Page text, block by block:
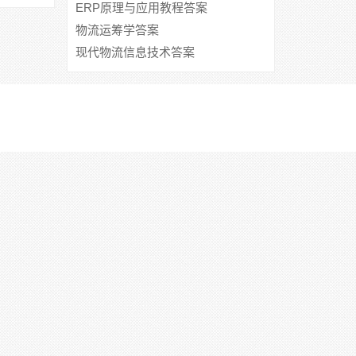
ERP原理与应用教程答案
物流运筹学答案
现代物流信息技术答案